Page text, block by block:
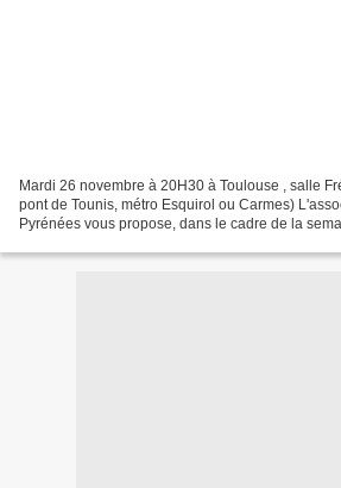
Mardi 26 novembre à 20H30 à Toulouse , salle
pont de Tounis, métro Esquirol ou Carmes)
Pyrénées vous propose, dans le cadre de la